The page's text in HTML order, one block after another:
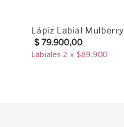
Lápiz Labial Mulberry
$ 79.900,00
Labiales 2 x $89.900